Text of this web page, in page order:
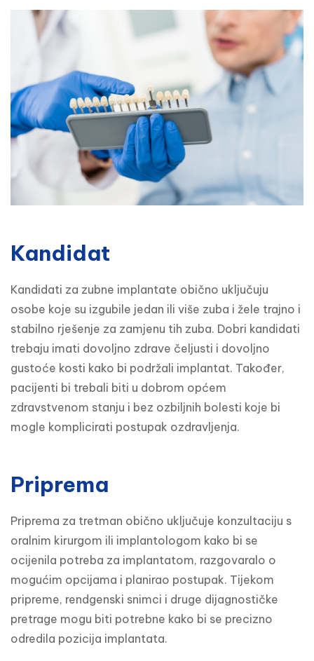
Kandidat
Kandidati za zubne implantate obično uključuju
osobe koje su izgubile jedan ili više zuba i žele trajno i
stabilno rješenje za zamjenu tih zuba. Dobri kandidati
trebaju imati dovoljno zdrave čeljusti i dovoljno
gustoće kosti kako bi podržali implantat. Također,
pacijenti bi trebali biti u dobrom općem
zdravstvenom stanju i bez ozbiljnih bolesti koje bi
mogle komplicirati postupak ozdravljenja.
Priprema
Priprema za tretman obično uključuje konzultaciju s
oralnim kirurgom ili implantologom kako bi se
ocijenila potreba za implantatom, razgovaralo o
mogućim opcijama i planirao postupak. Tijekom
pripreme, rendgenski snimci i druge dijagnostičke
pretrage mogu biti potrebne kako bi se precizno
odredila pozicija implantata.